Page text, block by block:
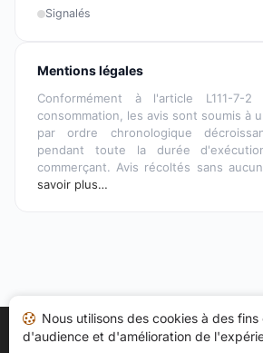
Signalés
Mentions légales
Conformément à l'article L111-
consommation, les avis sont soumis à
par ordre chronologique
pendant toute la durée
commerçant. Avis récoltés sans
savoir plus…
Accueil Mes avis Catégories
Nous utilisons des cookies à des fins
d'audience et d'amélioration de